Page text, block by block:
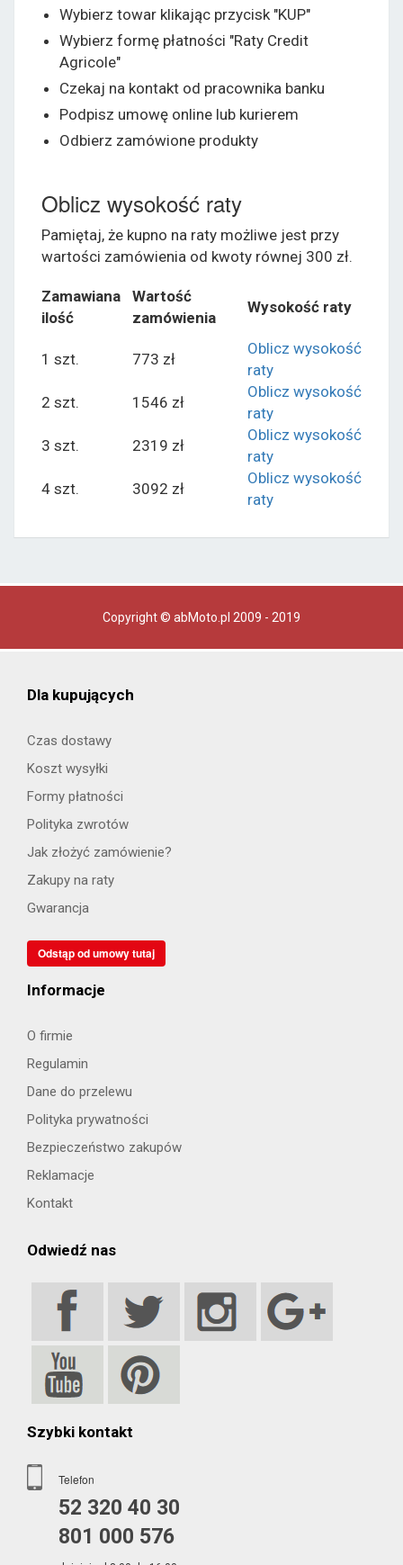
Wybierz towar klikając przycisk "KUP"
Wybierz formę płatności "Raty Credit
Agricole"
Czekaj na kontakt od pracownika banku
Podpisz umowę online lub kurierem
Odbierz zamówione produkty
Oblicz wysokość raty
Pamiętaj, że kupno na raty możliwe jest przy
wartości zamówienia od kwoty równej 300 zł.
Zamawiana
ilość
Wartość
zamówienia
Wysokość raty
1 szt. 773 zł
Oblicz wysokość
raty
2 szt.
1546 zł
Oblicz wysokość
raty
3 szt.
2319 zł
Oblicz wysokość
raty
4 szt.
3092 zł
Oblicz wysokość
raty
Copyright © abMoto.pl 2009 - 2019
Dla kupujących
Czas dostawy
Koszt wysyłki
Formy płatności
Polityka zwrotów
Jak złożyć zamówienie?
Zakupy na raty
Gwarancja
Odstąp od umowy tutaj
Informacje
O firmie
Regulamin
Dane do przelewu
Polityka prywatności
Bezpieczeństwo zakupów
Reklamacje
Kontakt
Odwiedź nas
Szybki kontakt
Telefon
52 320 40 30
801 000 576